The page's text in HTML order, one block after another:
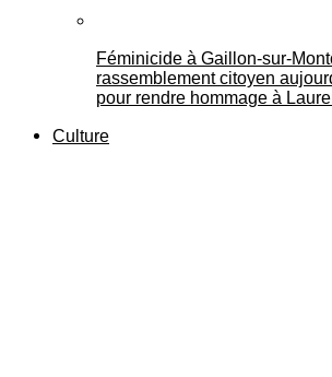
Féminicide à
rassemblement citoyen
pour rendre hommage à
Culture